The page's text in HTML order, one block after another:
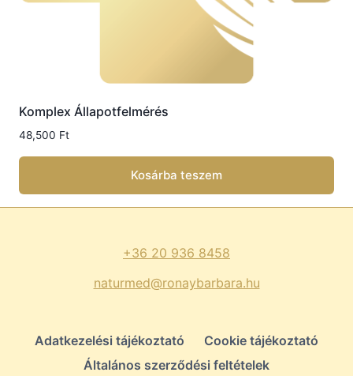
Komplex Állapotfelmérés
48,500 Ft
Kosárba teszem
+36 20 936 8458
naturmed@ronaybarbara.hu
Adatkezelési tájékoztató
Cookie tájékoztató
Általános szerződési feltételek